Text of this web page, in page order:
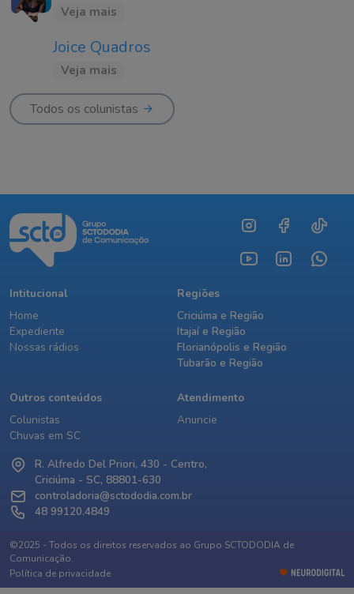
Veja mais
Joice Quadros
Veja mais
Todos os colunistas
Intitucional
Home
Expediente
Nossas rádios
Regiões
Criciúma e Região
Itajaí e Região
Florianópolis e Região
Tubarão e Região
Outros conteúdos
Colunistas
Chuvas em SC
Atendimento
Anuncie
R. Alfredo Del Priori, 430 - Centro,
Criciúma - SC, 88801-630
controladoria@sctododia.com.br
48 99120.4849
©2025 - Todos os direitos reservados ao Grupo SCTODODIA de
Comunicação.
Política de privacidade